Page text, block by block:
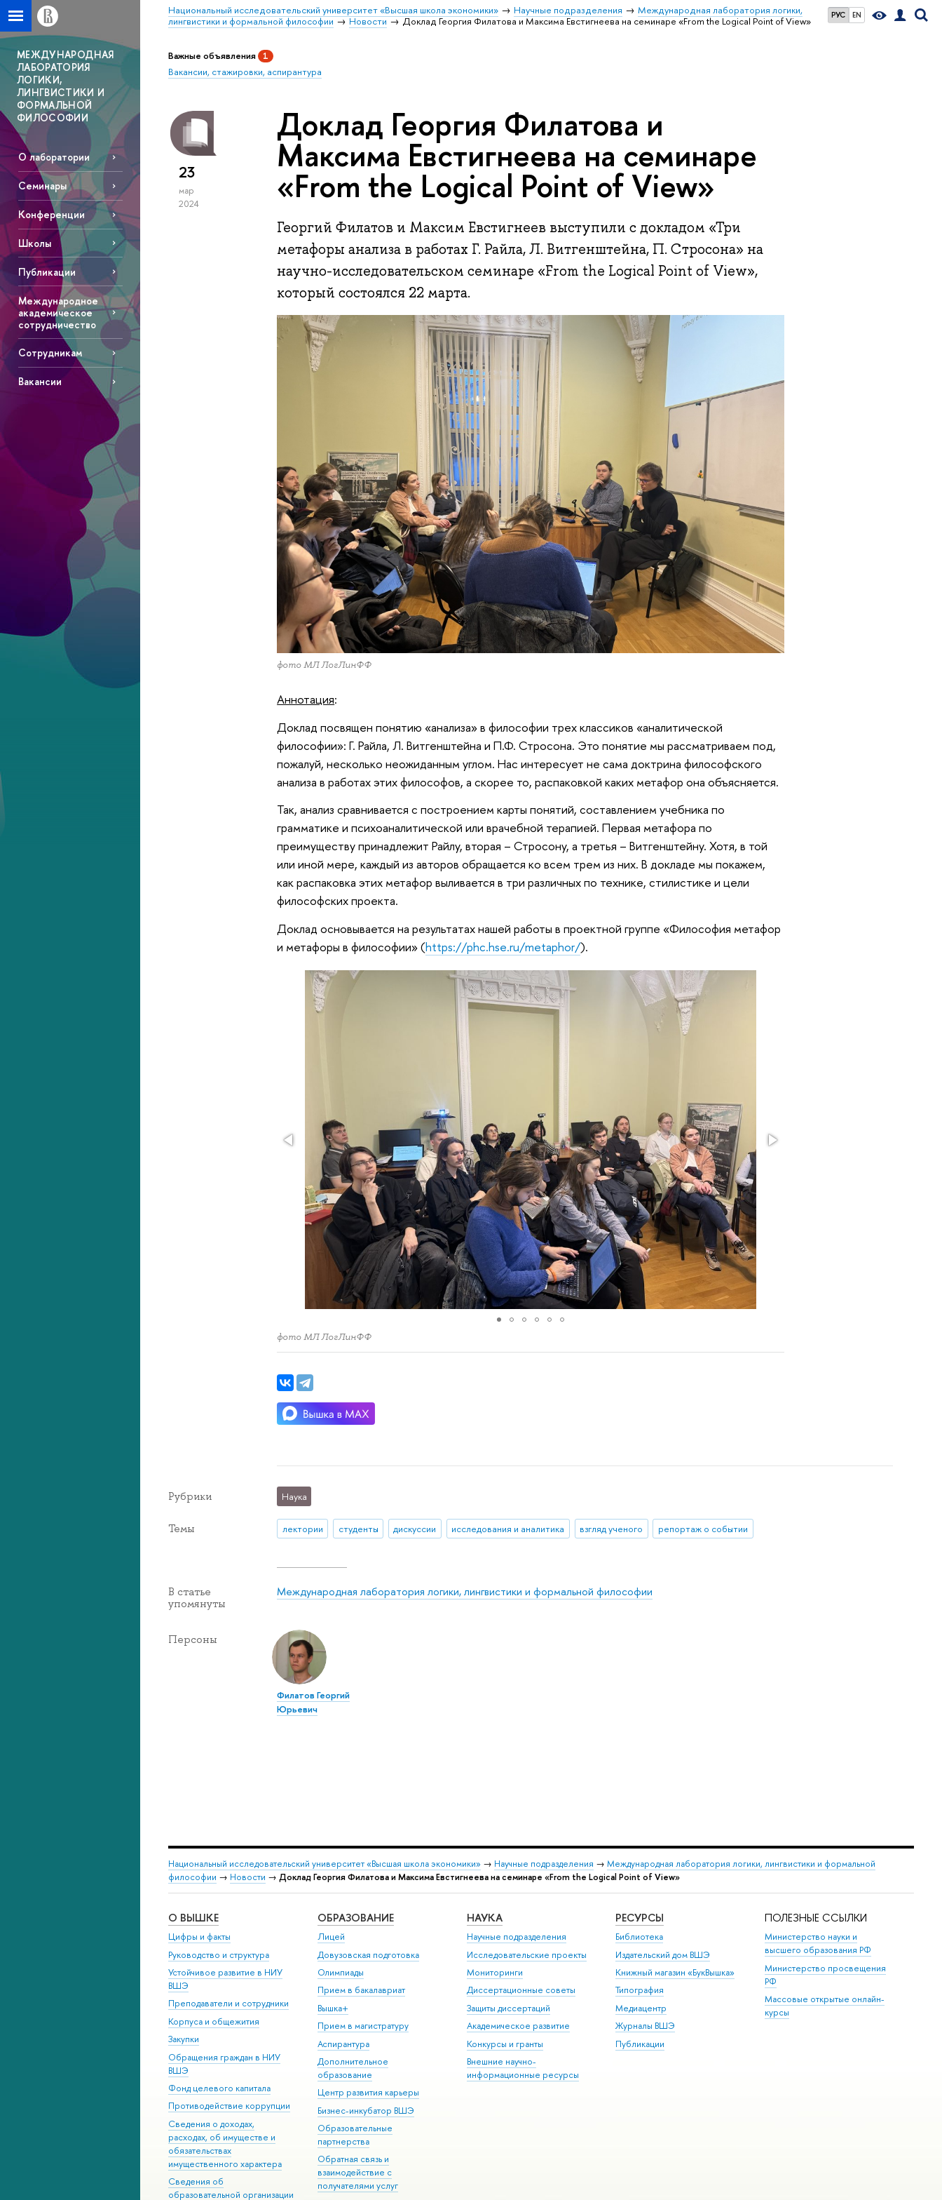
РУС EN
Национальный исследовательский университет «Высшая школа экономики» Научные подразделения
Международная лаборатория логики,
лингвистики и формальной философии
Новости Доклад Георгия Филатова и Максима Евстигнеева на семинаре «From the Logical Point of View»‎
МЕЖДУНАРОДНАЯ
ЛАБОРАТОРИЯ
ЛОГИКИ,
ЛИНГВИСТИКИ И
ФОРМАЛЬНОЙ
ФИЛОСОФИИ
О лаборатории
Семинары
Конференции
Школы
Публикации
Международное
академическое
сотрудничество
Сотрудникам
Вакансии
Важные объявления 1
Вакансии, стажировки, аспирантура
23
мар
2024
Доклад Георгия Филатова и
Максима Евстигнеева на семинаре
«From the Logical Point of View»‎
Георгий Филатов и Максим Евстигнеев выступили с докладом «‎Три
метафоры анализа в работах Г. Райла, Л. Витгенштейна, П. Стросона» на
научно-исследовательском семинаре «From the Logical Point of View»‎,
который состоялся 22 марта.
фото МЛ ЛогЛинФФ
Аннотация:
Доклад посвящен понятию «анализа» в философии трех классиков «аналитической
философии»: Г. Райла, Л. Витгенштейна и П.Ф. Стросона. Это понятие мы рассматриваем под,
пожалуй, несколько неожиданным углом. Нас интересует не сама доктрина философского
анализа в работах этих философов, а скорее то, распаковкой каких метафор она объясняется.
Так, анализ сравнивается с построением карты понятий, составлением учебника по
грамматике и психоаналитической или врачебной терапией. Первая метафора по
преимуществу принадлежит Райлу, вторая – Стросону, а третья – Витгенштейну. Хотя, в той
или иной мере, каждый из авторов обращается ко всем трем из них. В докладе мы покажем,
как распаковка этих метафор выливается в три различных по технике, стилистике и цели
философских проекта.
Доклад основывается на результатах нашей работы в проектной группе «Философия метафор
и метафоры в философии» (https://phc.hse.ru/metaphor/).
фото МЛ ЛогЛинФФ
Рубрики Наука
Темы лектории студенты дискуссии исследования и аналитика взгляд ученого репортаж о событии
В статье
упомянуты
Международная лаборатория логики, лингвистики и формальной философии
Персоны
Филатов Георгий
Юрьевич
Национальный исследовательский университет «Высшая школа экономики» → Научные подразделения → Международная лаборатория логики, лингвистики и формальной
философии → Новости → Доклад Георгия Филатова и Максима Евстигнеева на семинаре «From the Logical Point of View»‎
О ВЫШКЕ
Цифры и факты
Руководство и структура
Устойчивое развитие в НИУ
ВШЭ
Преподаватели и сотрудники
Корпуса и общежития
Закупки
Обращения граждан в НИУ
ВШЭ
Фонд целевого капитала
Противодействие коррупции
Сведения о доходах,
расходах, об имуществе и
обязательствах
имущественного характера
Сведения об
образовательной организации
ОБРАЗОВАНИЕ
Лицей
Довузовская подготовка
Олимпиады
Прием в бакалавриат
Вышка+
Прием в магистратуру
Аспирантура
Дополнительное
образование
Центр развития карьеры
Бизнес-инкубатор ВШЭ
Образовательные
партнерства
Обратная связь и
взаимодействие с
получателями услуг
НАУКА
Научные подразделения
Исследовательские проекты
Мониторинги
Диссертационные советы
Защиты диссертаций
Академическое развитие
Конкурсы и гранты
Внешние научно-
информационные ресурсы
РЕСУРСЫ
Библиотека
Издательский дом ВШЭ
Книжный магазин «БукВышка»
Типография
Медиацентр
Журналы ВШЭ
Публикации
ПОЛЕЗНЫЕ ССЫЛКИ
Министерство науки и
высшего образования РФ
Министерство просвещения
РФ
Массовые открытые онлайн-
курсы